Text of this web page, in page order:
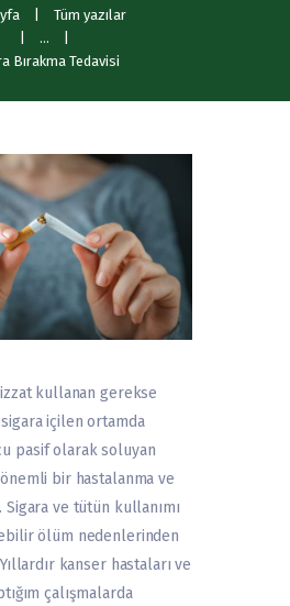
Tüm yazılar
...
Bırakma Tedavisi
kullanan gerekse
içilen ortamda
pasif olarak soluyan
bir hastalanma ve
ve tütün kullanımı
ölüm nedenlerinden
kanser hastaları ve
çalışmalarda